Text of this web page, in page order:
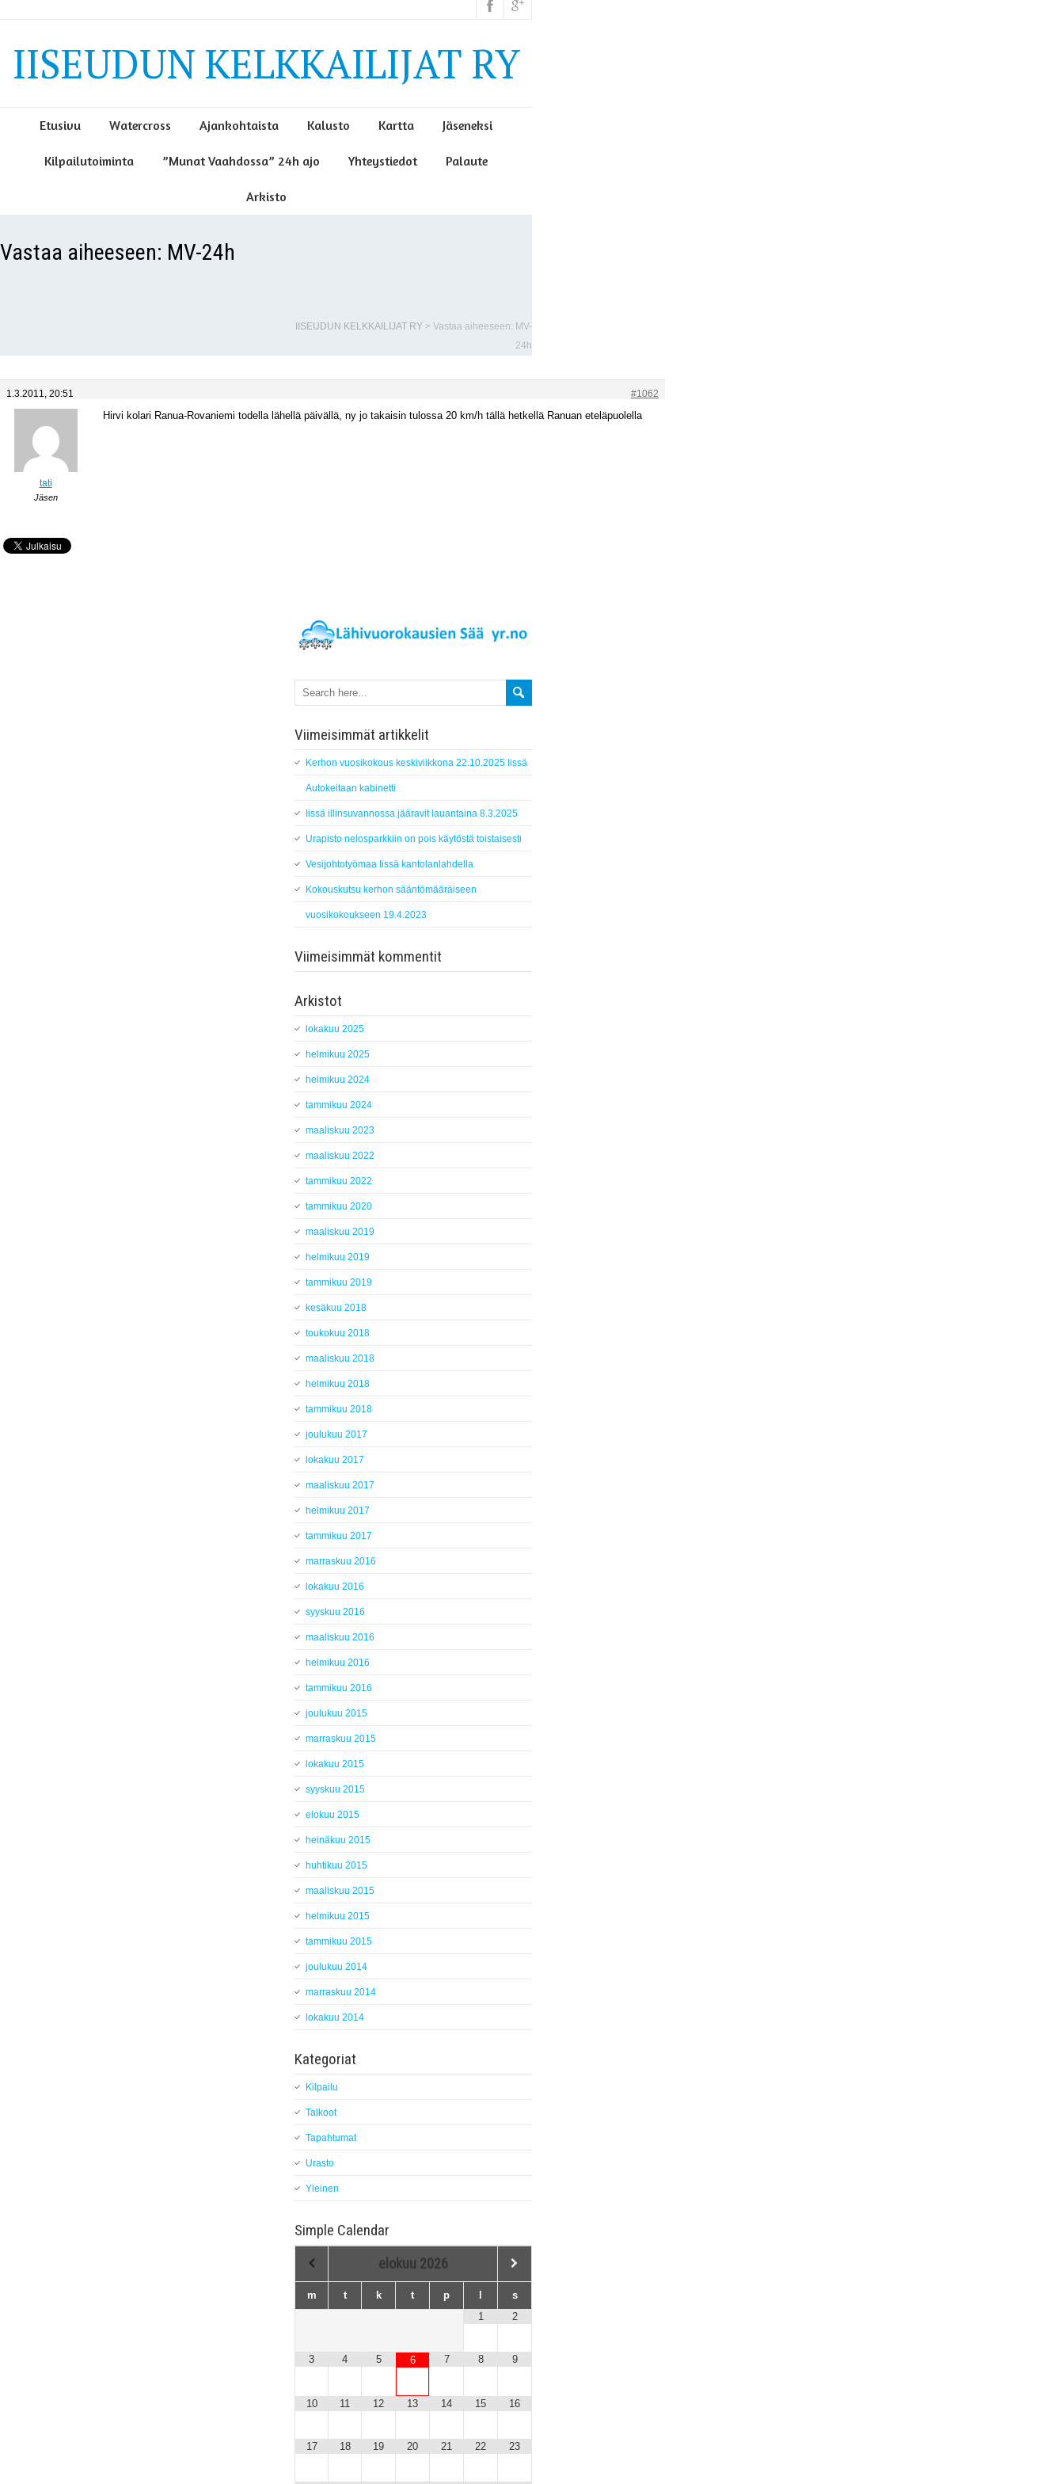
IISEUDUN KELKKAILIJAT RY
Etusivu Watercross Ajankohtaista Kalusto Kartta Jäseneksi
Kilpailutoiminta ”Munat Vaahdossa” 24h ajo Yhteystiedot Palaute
Arkisto
Vastaa aiheeseen: MV-24h
IISEUDUN KELKKAILIJAT RY > Vastaa aiheeseen: MV-
24h
1.3.2011, 20:51 #1062
tati
Jäsen
Hirvi kolari Ranua-Rovaniemi todella lähellä päivällä, ny jo takaisin tulossa 20 km/h tällä hetkellä Ranuan eteläpuolella
Viimeisimmät artikkelit
Kerhon vuosikokous keskiviikkona 22.10.2025 Iissä
Autokeitaan kabinetti
Iissä illinsuvannossa jääravit lauantaina 8.3.2025
Urapisto nelosparkkiin on pois käytöstä toistaisesti
Vesijohtotyömaa Iissä kantolanlahdella
Kokouskutsu kerhon sääntömääräiseen
vuosikokoukseen 19.4.2023
Viimeisimmät kommentit
Arkistot
lokakuu 2025
helmikuu 2025
helmikuu 2024
tammikuu 2024
maaliskuu 2023
maaliskuu 2022
tammikuu 2022
tammikuu 2020
maaliskuu 2019
helmikuu 2019
tammikuu 2019
kesäkuu 2018
toukokuu 2018
maaliskuu 2018
helmikuu 2018
tammikuu 2018
joulukuu 2017
lokakuu 2017
maaliskuu 2017
helmikuu 2017
tammikuu 2017
marraskuu 2016
lokakuu 2016
syyskuu 2016
maaliskuu 2016
helmikuu 2016
tammikuu 2016
joulukuu 2015
marraskuu 2015
lokakuu 2015
syyskuu 2015
elokuu 2015
heinäkuu 2015
huhtikuu 2015
maaliskuu 2015
helmikuu 2015
tammikuu 2015
joulukuu 2014
marraskuu 2014
lokakuu 2014
Kategoriat
Kilpailu
Talkoot
Tapahtumat
Urasto
Yleinen
Simple Calendar
elokuu 2026
m t k t p
s
1
2
3 4 5 6 7 8 9
10 11 12 13 14 15 16
17 18 19 20 21 22 23